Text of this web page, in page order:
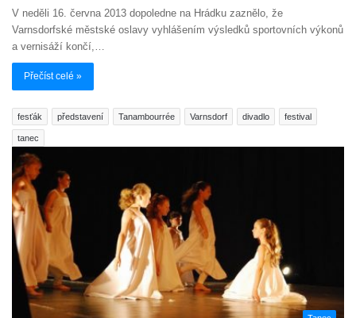
V neděli 16. června 2013 dopoledne na Hrádku zaznělo, že
Varnsdorfské městské oslavy vyhlášením výsledků sportovních výkonů
a vernisáží končí,…
Přečíst celé »
fesťák představení Tanambourrée Varnsdorf divadlo festival
tanec